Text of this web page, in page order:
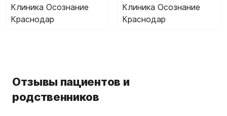
Отзывы пациентов и
родственников